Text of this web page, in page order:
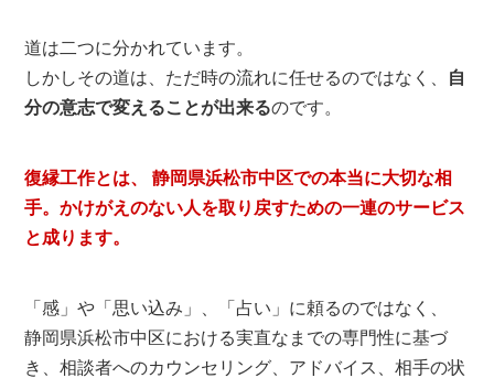
道は二つに分かれています。
しかしその道は、ただ時の流れに任せるのではなく、 自
分の意志で変えることが出来るのです。
復縁工作とは、 静岡県浜松市中区での本当に大切な相
手。かけがえのない人を取り戻すための一連のサービス
と成ります。
「感」や「思い込み」、「占い」に頼るのではなく、
静岡県浜松市中区における実直なまでの専門性に基づ
き、相談者へのカウンセリング、アドバイス、相手の状